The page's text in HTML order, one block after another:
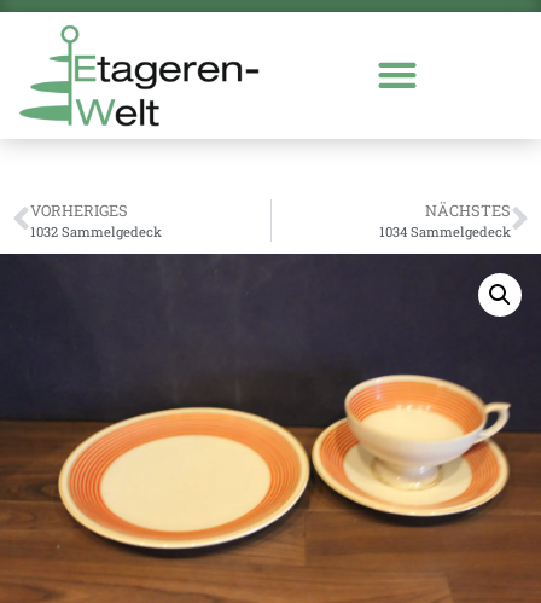
VORHERIGES
1032 Sammelgedeck
NÄCHSTES
1034 Sammelgedeck